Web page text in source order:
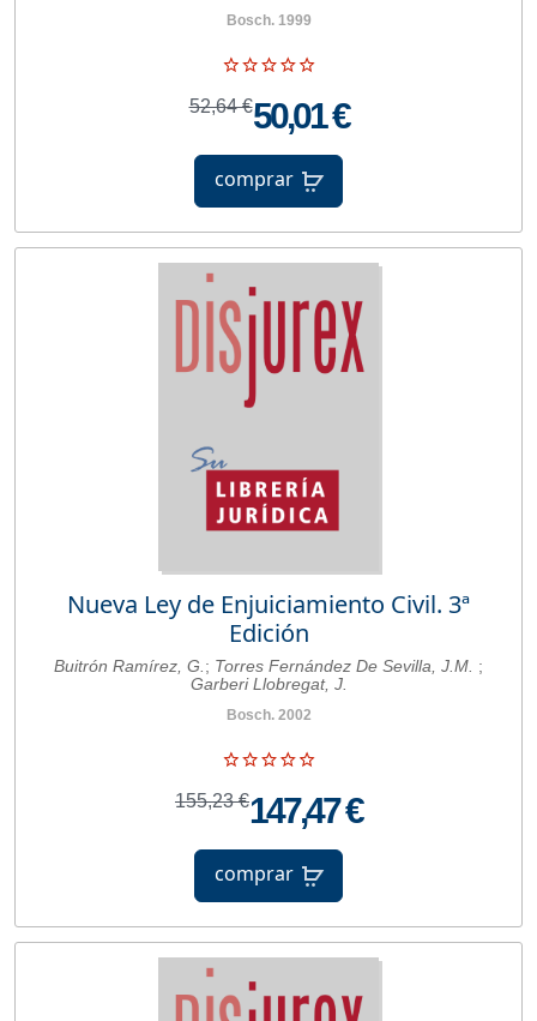
Bosch. 1999
52,64 €50,01 €
comprar
Nueva Ley de Enjuiciamiento Civil. 3ª
Edición
Buitrón Ramírez, G. ; Torres Fernández De Sevilla, J.M. ;
Garberi Llobregat, J.
Bosch. 2002
155,23 €147,47 €
comprar